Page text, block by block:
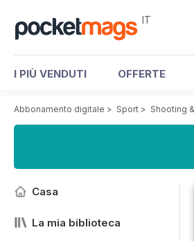
IT
I PIÙ VENDUTI OFFERTE
Abbonamento digitale > Sport > Shooting
Casa
La mia biblioteca